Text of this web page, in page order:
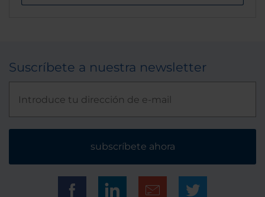
Suscríbete a nuestra newsletter
subscríbete ahora